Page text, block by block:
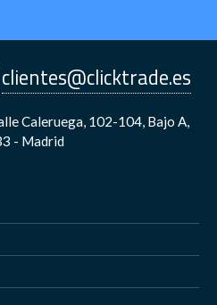
clientes@clicktrade.es
Caleruega, 102-104, Bajo A,
- Madrid